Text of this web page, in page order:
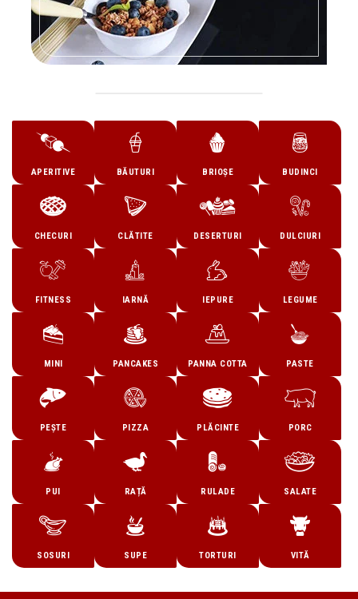
APERITIVE BĂUTURI BRIOȘE BUDINCI
CHECURI CLĂTITE DESERTURI DULCIURI
FITNESS IARNĂ IEPURE LEGUME
MINI PANCAKES PANNA COTTA PASTE
PEȘTE PIZZA PLĂCINTE PORC
PUI RAȚĂ RULADE SALATE
SOSURI SUPE TORTURI VITĂ